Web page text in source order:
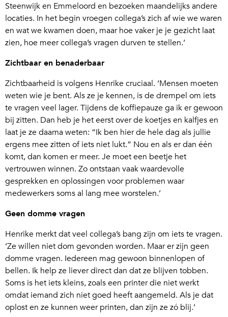
Steenwijk en Emmeloord en bezoeken maandelijks andere
locaties. In het begin vroegen collega’s zich af wie we waren
en wat we kwamen doen, maar hoe vaker je je gezicht laat
zien, hoe meer collega’s vragen durven te stellen.’
Zichtbaar en benaderbaar
Zichtbaarheid is volgens Henrike cruciaal. ‘Mensen moeten
weten wie je bent. Als ze je kennen, is de drempel om iets
te vragen veel lager. Tijdens de koffiepauze ga ik er gewoon
bij zitten. Dan heb je het eerst over de koetjes en kalfjes en
laat je ze daarna weten: “Ik ben hier de hele dag als jullie
ergens mee zitten of iets niet lukt.” Nou en als er dan één
komt, dan komen er meer. Je moet een beetje het
vertrouwen winnen. Zo ontstaan vaak waardevolle
gesprekken en oplossingen voor problemen waar
medewerkers soms al lang mee worstelen.’
Geen domme vragen
Henrike merkt dat veel collega’s bang zijn om iets te vragen.
‘Ze willen niet dom gevonden worden. Maar er zijn geen
domme vragen. Iedereen mag gewoon binnenlopen of
bellen. Ik help ze liever direct dan dat ze blijven tobben.
Soms is het iets kleins, zoals een printer die niet werkt
omdat iemand zich niet goed heeft aangemeld. Als je dat
oplost en ze kunnen weer printen, dan zijn ze zó blij.’